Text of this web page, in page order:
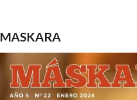
MASKARA